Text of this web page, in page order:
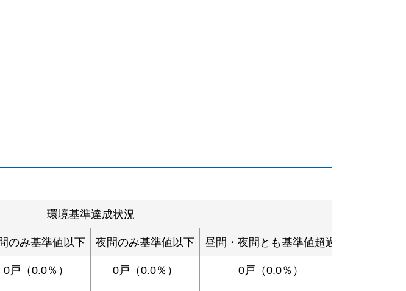
環境基準達成状況
のみ基準値以下 夜間のみ基準値以下 昼間・夜間とも基準値超過
0戸（0.0％） 0戸（0.0％） 0戸（0.0％）